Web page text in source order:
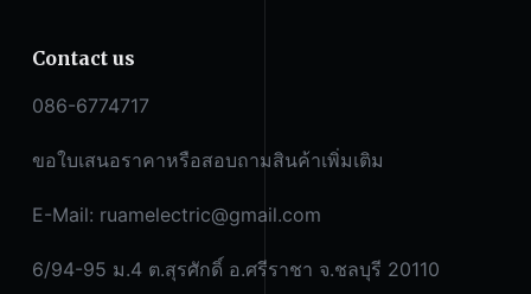
Contact us
086-6774717
ขอใบเสนอราคาหรือสอบถามสินค้าเพิ่มเติม
E-Mail: ruamelectric@gmail.com
6/94-95 ม.4 ต.สุรศักดิ์ อ.ศรีราชา จ.ชลบุรี 20110